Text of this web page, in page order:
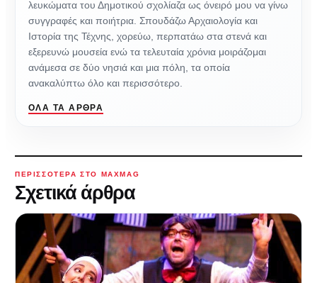
λευκώματα του Δημοτικού σχολίαζα ως όνειρό μου να γίνω
συγγραφές και ποιήτρια. Σπουδάζω Αρχαιολογία και
Ιστορία της Τέχνης, χορεύω, περπατάω στα στενά και
εξερευνώ μουσεία ενώ τα τελευταία χρόνια μοιράζομαι
ανάμεσα σε δύο νησιά και μια πόλη, τα οποία
ανακαλύπτω όλο και περισσότερο.
ΌΛΑ ΤΑ ΆΡΘΡΑ
ΠΕΡΙΣΣΌΤΕΡΑ ΣΤΟ MAXMAG
Σχετικά άρθρα